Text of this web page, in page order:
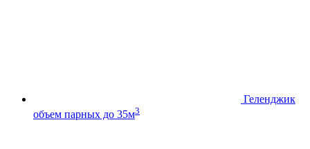
Геленджик
объем парных до 35м3